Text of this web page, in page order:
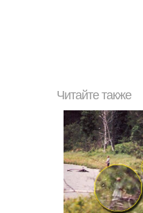
Читайте также